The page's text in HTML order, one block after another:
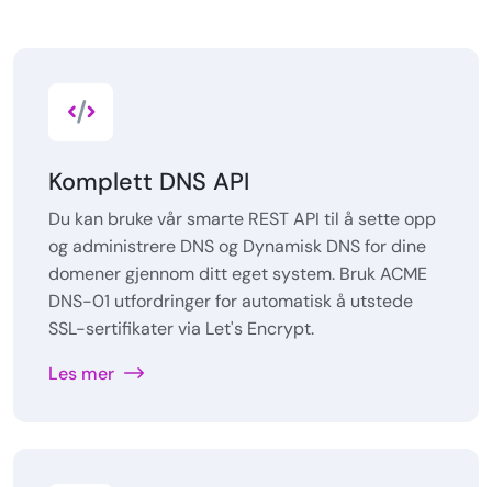
Komplett DNS API
Du kan bruke vår smarte REST API til å sette opp
og administrere DNS og Dynamisk DNS for dine
domener gjennom ditt eget system. Bruk ACME
DNS-01 utfordringer for automatisk å utstede
SSL-sertifikater via Let's Encrypt.
Les mer